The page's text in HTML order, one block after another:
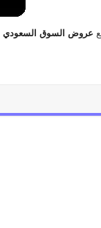
عروض السوق السعودي